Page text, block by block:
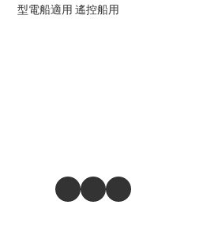
型電船適用 遙控船用